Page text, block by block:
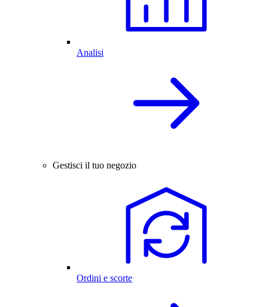
Analisi
Gestisci il tuo negozio
Ordini e scorte